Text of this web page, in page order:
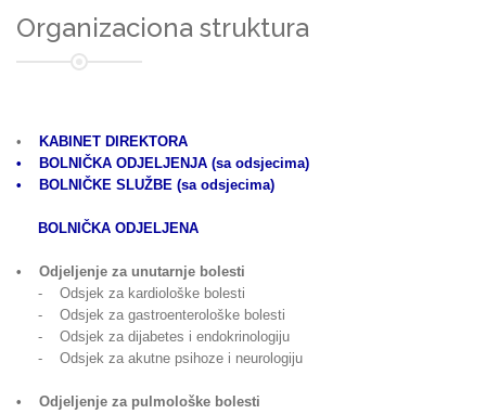
Organizaciona struktura
•
KABINET DIREKTORA
• BOLNIČKA ODJELJENJA (sa odsjecima)
• BOLNIČKE SLUŽBE (sa odsjecima)
BOLNIČKA ODJELJENA
• Odjeljenje za unutarnje bolesti
- Odsjek za kardiološke bolesti
- Odsjek za gastroenterološke bolesti
- Odsjek za dijabetes i endokrinologiju
- Odsjek za akutne psihoze i neurologiju
• Odjeljenje za pulmološke bolesti